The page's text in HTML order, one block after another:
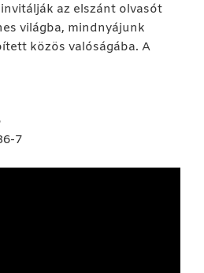
az elszánt olvasót
világba, mindnyájunk
közös valóságába. A
7